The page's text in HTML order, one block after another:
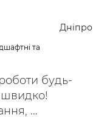
Дніпро
та
будь-
швидко!
...